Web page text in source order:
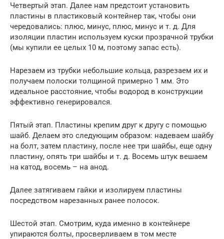
Четвертый этап. Далее нам предстоит установить
пластины в пластиковый контейнер так, чтобы они
чередовались: плюс, минус, плюс, минус и т. д. Для
изоляции пластин используем куски прозрачной трубки
(мы купили ее целых 10 м, поэтому запас есть).
Нарезаем из трубки небольшие кольца, разрезаем их и
получаем полоски толщиной примерно 1 мм. Это
идеальное расстояние, чтобы водород в конструкции
эффективно генерировался.
Пятый этап. Пластины крепим друг к другу с помощью
шайб. Делаем это следующим образом: надеваем шайбу
на болт, затем пластину, после нее три шайбы, еще одну
пластину, опять три шайбы и т. д. Восемь штук вешаем
на катод, восемь – на анод.
Далее затягиваем гайки и изолируем пластины
посредством нарезанных ранее полосок.
Шестой этап. Смотрим, куда именно в контейнере
упираются болты, просверливаем в том месте